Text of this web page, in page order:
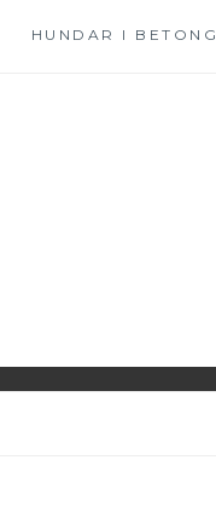
HUNDAR I BETONG